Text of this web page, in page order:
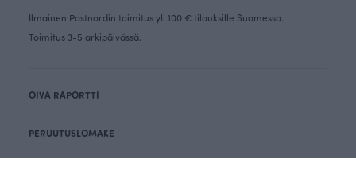
Ilmainen Postnordin toimitus yli 100 € tilauksille Suomessa.
Toimitus 3-5 arkipäivässä.
OIVA RAPORTTI
PERUUTUSLOMAKE